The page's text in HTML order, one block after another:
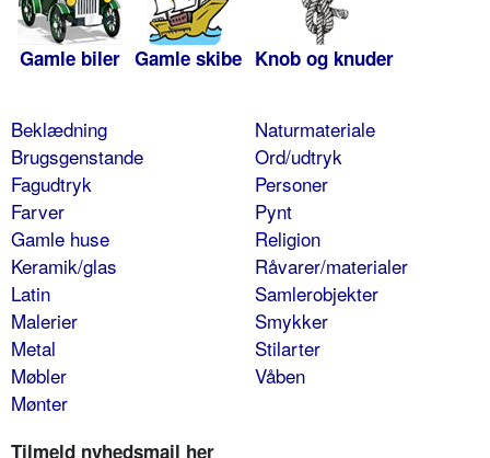
Gamle biler Gamle skibe Knob og knuder
Beklædning
Brugsgenstande
Fagudtryk
Farver
Gamle huse
Keramik/glas
Latin
Malerier
Metal
Møbler
Mønter
Naturmateriale
Ord/udtryk
Personer
Pynt
Religion
Råvarer/materialer
Samlerobjekter
Smykker
Stilarter
Våben
Tilmeld nyhedsmail her